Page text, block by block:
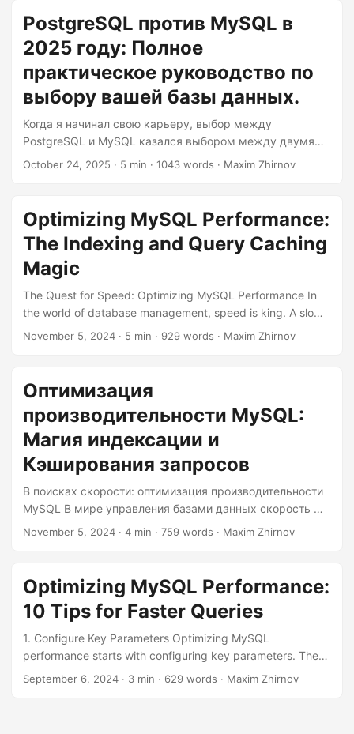
differences isn’t just trivia—it’s the difference between a
system that scales gracefully and one that collapses under
its own weight at 3 AM. Let me walk you through this
comparison in a way that actually matters for real-world
projects....
PostgreSQL против MySQL в
2025 году: Полное
практическое руководство по
выбору вашей базы данных.
Когда я начинал свою карьеру, выбор между
PostgreSQL и MySQL казался выбором между двумя
близнецами в рубашках разного цвета. Теперь, после
кузены, чем близнецы. И понимание различий — это не
просто пустяки, это разница между системой, которая
масштабируется плавно, и той, которая рухнет под
собственным весом в 3 часа ночи. Позвольте мне
провести вас через это сравнение, которое
действительно важно для реальных проектов....
October 24, 2025 · 5 min · 1043 words · Maxim Zhirnov
Optimizing MySQL Performance:
The Indexing and Query Caching
Magic
The Quest for Speed: Optimizing MySQL Performance In
the world of database management, speed is king. A slow
database can be the Achilles’ heel of even the most robust
in luck because optimizing its performance is more of an
art than a mystery. Let’s dive into the two most powerful
tools in your optimization arsenal: indexing and query
caching....
November 5, 2024 · 5 min · 929 words · Maxim Zhirnov
Оптимизация
производительности MySQL:
Магия индексации и
Кэширования запросов
В поисках скорости: оптимизация производительности
MySQL В мире управления базами данных скорость —
это всё. Медленная база данных может стать
пользователей и подмоченной репутации. Если вы
работаете с базой данных MySQL, вам повезло, потому
что оптимизация её производительности — скорее
мощных инструмента в вашем арсенале оптимизации:
индексирование и кэширование запросов. Сила
индексирования Индексирование — это незаметный
November 5, 2024 · 4 min · 759 words · Maxim Zhirnov
Optimizing MySQL Performance:
10 Tips for Faster Queries
1. Configure Key Parameters Optimizing MySQL
performance starts with configuring key parameters. These
parameters can significantly impact how your database
September 6, 2024 · 3 min · 629 words · Maxim Zhirnov